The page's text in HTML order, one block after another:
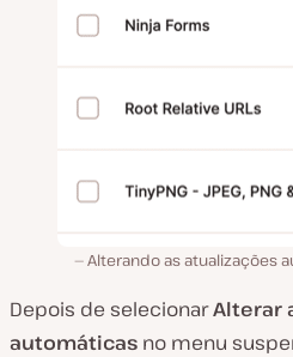
Alterando as atualizações
Depois de selecionarAlterar
automáticas no menu